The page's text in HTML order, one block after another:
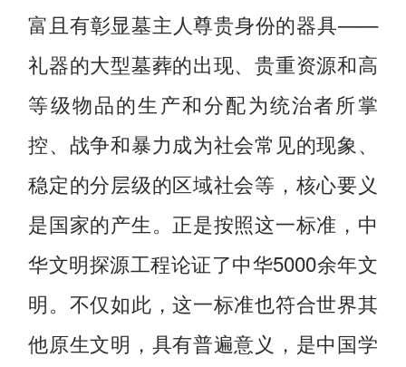
富且有彰显墓主人尊贵身份的器具——
礼器的大型墓葬的出现、贵重资源和高
等级物品的生产和分配为统治者所掌
控、战争和暴力成为社会常见的现象、
稳定的分层级的区域社会等，核心要义
是国家的产生。正是按照这一标准，中
华文明探源工程论证了中华5000余年文
明。不仅如此，这一标准也符合世界其
他原生文明，具有普遍意义，是中国学